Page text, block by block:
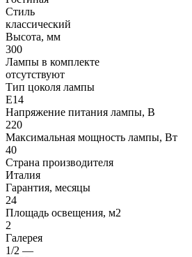
Стиль
классический
Высота, мм
300
Лампы в комплекте
отсутствуют
Тип цоколя лампы
E14
Напряжение питания лампы, В
220
Максимальная мощность лампы, Вт
40
Страна производителя
Италия
Гарантия, месяцы
24
Площадь освещения, м2
2
Галерея
1/2 —